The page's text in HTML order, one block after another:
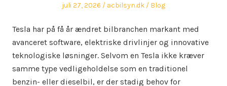
Posted
juli 27, 2026 Author
acbilsyn.dk
Posted
Blog
Tesla har på få år ændret bilbranchen markant med
avanceret software, elektriske drivlinjer og innovative
teknologiske løsninger. Selvom en Tesla ikke kræver
samme type vedligeholdelse som en traditionel
benzin- eller dieselbil, er der stadig behov for